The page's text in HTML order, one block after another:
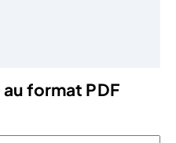
format PDF